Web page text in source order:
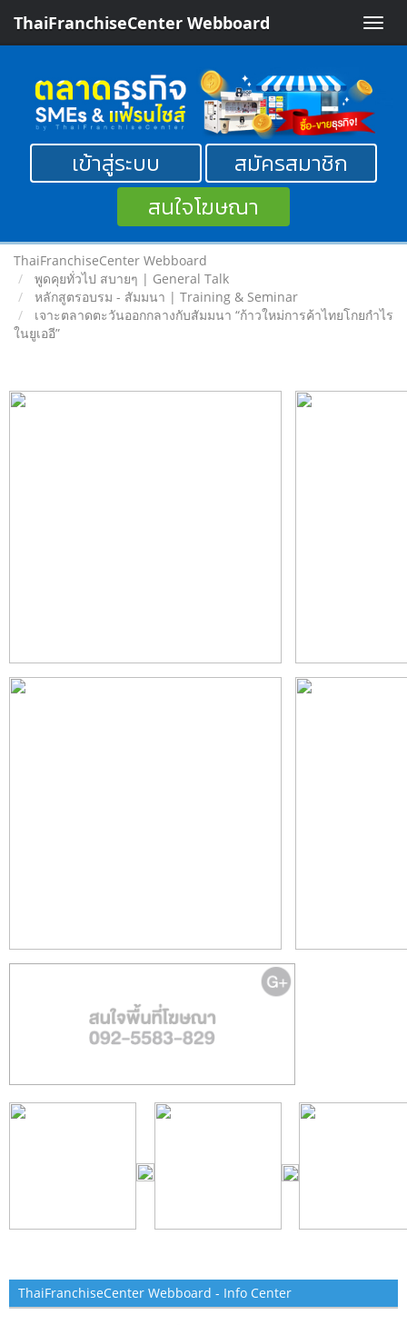
Toggle
ThaiFranchiseCenter Webboard
เข้าสู่ระบบ
สมัครสมาชิก
สนใจโฆษณา
ThaiFranchiseCenter Webboard
พูดคุยทั่วไป สบายๆ | General Talk
หลักสูตรอบรม - สัมมนา | Training & Seminar
เจาะตลาดตะวันออกกลางกับสัมมนา “ก้าวใหม่การค้าไทยโกยกำไร
ในยูเออี”
ThaiFranchiseCenter Webboard - Info Center